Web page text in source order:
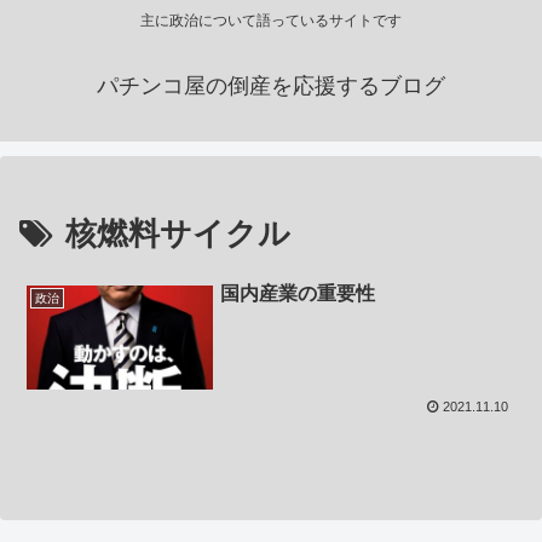
主に政治について語っているサイトです
パチンコ屋の倒産を応援するブログ
核燃料サイクル
政治 国内産業の重要性
2021.11.10